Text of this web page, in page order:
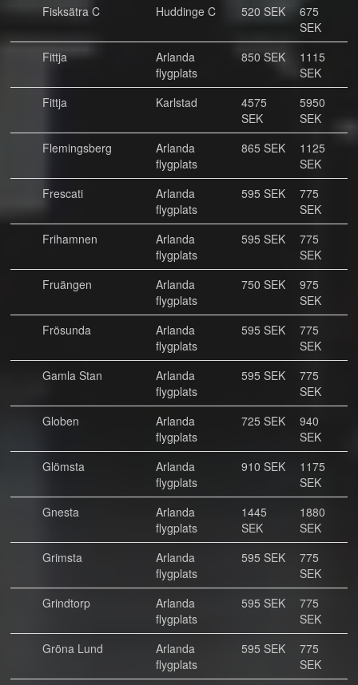
Fisksätra C Huddinge C 520 SEK
675
SEK
Fittja
Arlanda
flygplats
850 SEK
1115
SEK
Fittja
Karlstad
4575
SEK
5950
SEK
Flemingsberg
Arlanda
flygplats
865 SEK
1125
SEK
Frescati
Arlanda
flygplats
595 SEK
775
SEK
Frihamnen
Arlanda
flygplats
595 SEK
775
SEK
Fruängen
Arlanda
flygplats
750 SEK
975
SEK
Frösunda
Arlanda
flygplats
595 SEK
775
SEK
Gamla Stan
Arlanda
flygplats
595 SEK
775
SEK
Globen
Arlanda
flygplats
725 SEK
940
SEK
Glömsta
Arlanda
flygplats
910 SEK
1175
SEK
Gnesta
Arlanda
flygplats
1445
SEK
1880
SEK
Grimsta
Arlanda
flygplats
595 SEK
775
SEK
Grindtorp
Arlanda
flygplats
595 SEK
775
SEK
Gröna Lund
Arlanda
flygplats
595 SEK
775
SEK